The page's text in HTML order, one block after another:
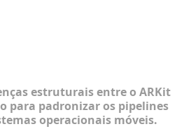
estruturais entre o ARKit
para padronizar os pipelines
operacionais móveis.